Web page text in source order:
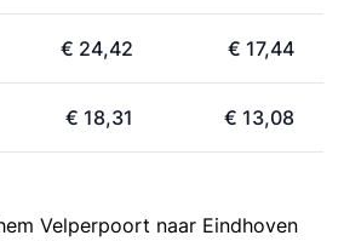
€ 24,42 € 17,44
€ 18,31 € 13,08
Velperpoort naar Eindhoven